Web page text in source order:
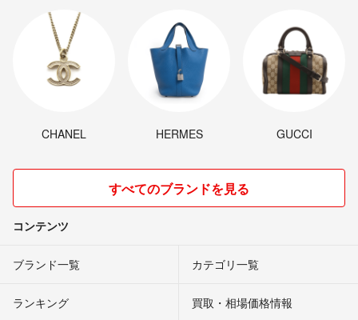
CHANEL HERMES GUCCI
すべてのブランドを見る
コンテンツ
ブランド一覧 カテゴリ一覧
ランキング 買取・相場価格情報